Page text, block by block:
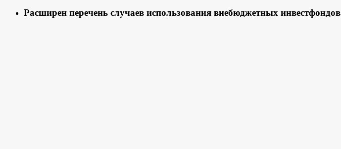
Расширен перечень случаев использования внебюджетных инвестфондов